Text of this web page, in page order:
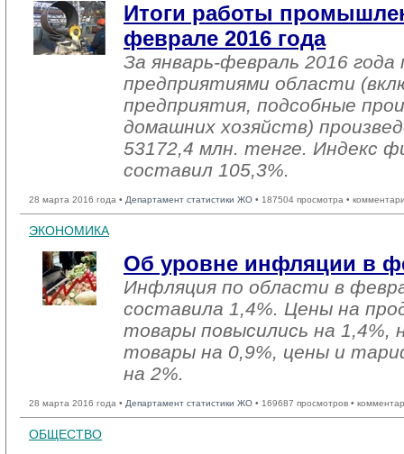
Итоги работы
феврале 2016 года
За январь-февраль 2016
предприятиями области
предприятия, подсобные
домашних хозяйств)
53172,4 млн. тенге. Индекс
составил 105,3%.
28 марта 2016 года • Департамент статистики ЖО • 187504 просмотра •
ЭКОНОМИКА
Об уровне инфляции в
Инфляция по области в
составила 1,4%. Цены на
товары повысились на 1,4%,
товары на 0,9%, цены и
на 2%.
28 марта 2016 года • Департамент статистики ЖО • 169687 просмотров •
ОБЩЕСТВО